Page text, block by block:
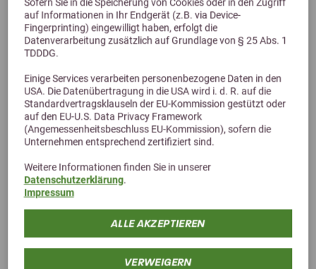
auf Informationen in Ihr Endgerät (z.B. via Device-
Fingerprinting) eingewilligt haben, erfolgt die
Datenverarbeitung zusätzlich auf Grundlage von § 25 Abs. 1
TDDDG.
Einige Services verarbeiten personenbezogene Daten in den
USA. Die Datenübertragung in die USA wird i. d. R. auf die
Standardvertragsklauseln der EU-Kommission gestützt oder
auf den EU-U.S. Data Privacy Framework
(Angemessenheitsbeschluss EU-Kommission), sofern die
Unternehmen entsprechend zertifiziert sind.
Weitere Informationen finden Sie in unserer
Datenschutzerklärung.
Impressum
ALLE AKZEPTIEREN
VERWEIGERN
Alternative Produkte